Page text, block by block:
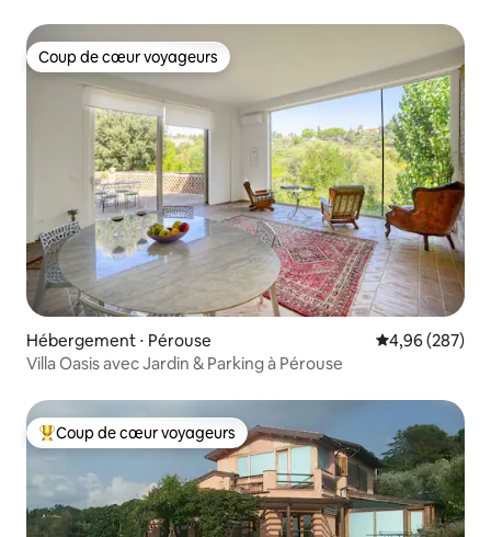
Coup de cœur voyageurs
Coup de cœur voyageurs
Hébergement ⋅ Pérouse Évaluation
4,96 (287)
Villa Oasis avec Jardin & Parking à Pérouse
Coups de cœur voyageurs les plus appréciés
Coup de cœur voyageurs